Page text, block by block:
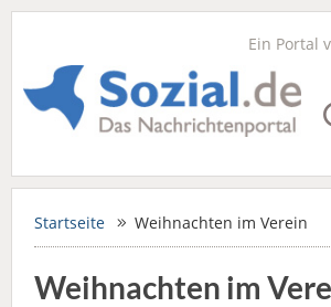
Ein Portal
Startseite Weihnachten im Verein
Weihnachten im